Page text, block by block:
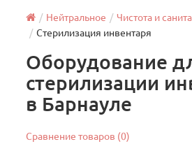
Нейтральное
Чистота и
Стерилизация инвентаря
Оборудование
стерилизации
в Барнауле
Сравнение товаров (0)